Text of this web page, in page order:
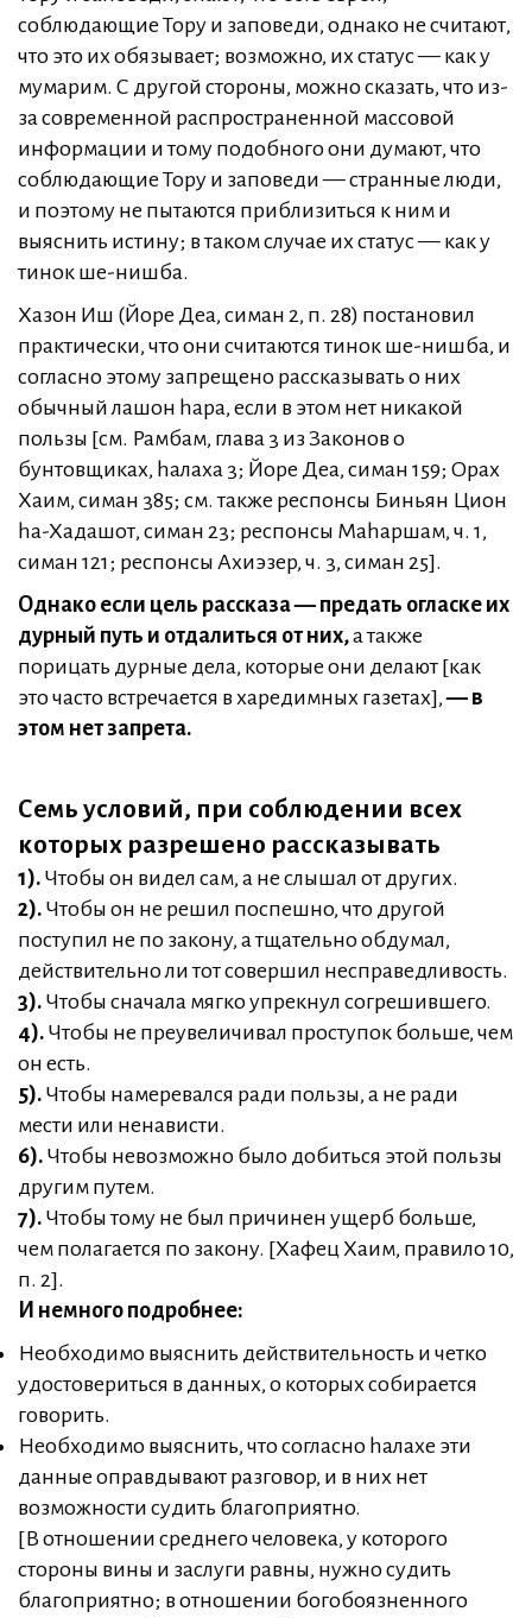
соблюдающие Тору и заповеди, однако не считают,
что это их обязывает; возможно, их статус — как у
мумарим. С другой стороны, можно сказать, что из-
за современной распространенной массовой
информации и тому подобного они думают, что
соблюдающие Тору и заповеди — странные люди,
и поэтому не пытаются приблизиться к ним и
выяснить истину; в таком случае их статус — как у
тинок ше-нишба.
Хазон Иш (Йоре Деа, симан 2, п. 28) постановил
практически, что они считаются тинок ше-нишба, и
согласно этому запрещено рассказывать о них
обычный лашон hара, если в этом нет никакой
пользы [см. Рамбам, глава 3 из Законов о
бунтовщиках, hалаха 3; Йоре Деа, симан 159; Орах
Хаим, симан 385; см. также респонсы Биньян Цион
hа-Хадашот, симан 23; респонсы Маhаршам, ч. 1,
симан 121; респонсы Ахиэзер, ч. 3, симан 25].
Однако если цель рассказа — предать огласке их
дурный путь и отдалиться от них,а также
порицать дурные дела, которые они делают [как
это часто встречается в харедимных газетах],— в
этом нет запрета.
Семь условий, при соблюдении всех
которых разрешено рассказывать
1). Чтобы он видел сам, а не слышал от других.
2). Чтобы он не решил поспешно, что другой
поступил не по закону, а тщательно обдумал,
действительно ли тот совершил несправедливость.
3). Чтобы сначала мягко упрекнул согрешившего.
4). Чтобы не преувеличивал проступок больше, чем
он есть.
5). Чтобы намеревался ради пользы, а не ради
мести или ненависти.
6). Чтобы невозможно было добиться этой пользы
другим путем.
7). Чтобы тому не был причинен ущерб больше,
чем полагается по закону. [Хафец Хаим, правило 10,
п. 2].
И немного подробнее:
Необходимо выяснить действительность и четко
удостовериться в данных, о которых собирается
говорить.
Необходимо выяснить, что согласно hалахе эти
данные оправдывают разговор, и в них нет
возможности судить благоприятно.
[В отношении среднего человека, у которого
стороны вины и заслуги равны, нужно судить
благоприятно; в отношении богобоязненного